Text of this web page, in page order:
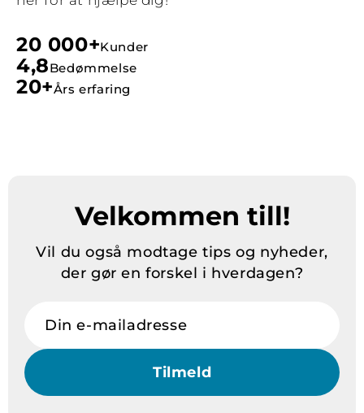
20 000+Kunder
4,8Bedømmelse
20+Års erfaring
Velkommen till!
Vil du også modtage tips og nyheder,
der gør en forskel i hverdagen?
Din e-mailadresse
Tilmeld